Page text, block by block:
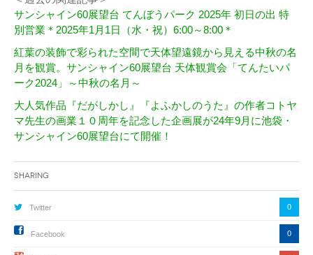
サンシャイン60展望台 てんぼうパーク 2025年 初日の出 特
別営業＊2025年1月1日（水・祝）6:00～8:00＊
紅葉の装飾で彩られた空間で天体望遠鏡から見える中秋の名
月を観賞。サンシャイン60展望台 天体観賞会「てんたいパ
ーク2024」～中秋の名月～
大人気作品『だがしかし』『よふかしのうた』の作者コトヤ
マ先生の画業１０周年を記念した企画展が24年9月に池袋・
サンシャイン60展望台にて開催！
Sharing
Twitter 0
Facebook 0